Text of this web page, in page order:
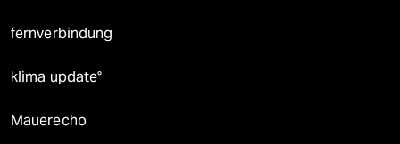
fernverbindung
klima update°
Mauerecho